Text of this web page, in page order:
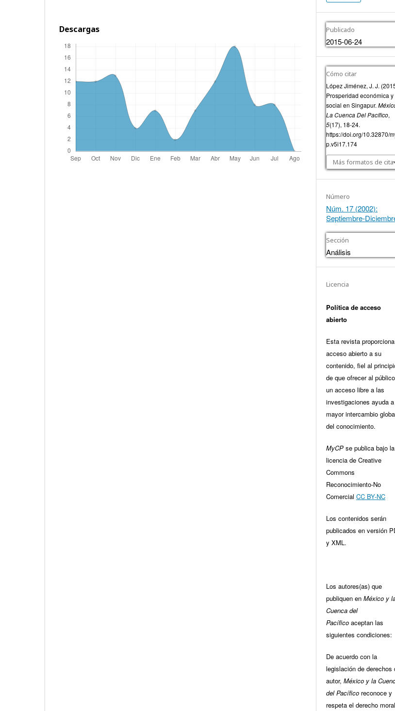
Descargas Publicado
2015-06-24
Cómo citar
López Jiménez, J. J.
Prosperidad económica y
social en Singapur.
La Cuenca Del Pacífico,
5(17), 18-24.
https://doi.org/10.32870/
p.v5i17.174
Más formatos de cita
Número
Núm. 17 (2002):
Septiembre-
Sección
Análisis
Licencia
Política de acceso
abierto
Esta revista
acceso abierto a su
contenido, fiel al
de que ofrecer al público
un acceso libre a las
investigaciones ayuda
mayor intercambio
del conocimiento.
MyCP se publica bajo la
licencia de Creative
Commons
Reconocimiento-No
Comercial CC BY-NC
Los contenidos serán
publicados en versión
y XML.
Los autores(as) que
publiquen en México y
Cuenca del
Pacífico aceptan las
siguientes condiciones:
De acuerdo con la
legislación de derechos
autor, México y la
del Pacífico reconoce y
respeta el derecho moral